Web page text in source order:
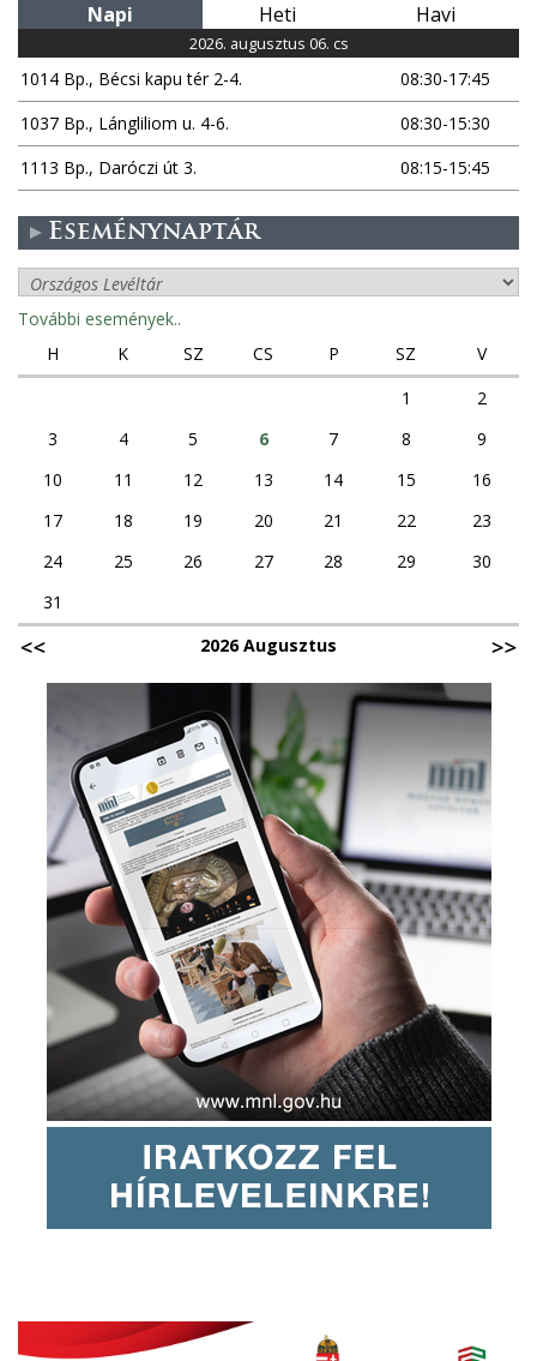
Napi Heti Havi
2026. augusztus 06. cs
1014 Bp., Bécsi kapu tér 2-4.
08:30-17:45
1037 Bp., Lángliliom u. 4-6.
08:30-15:30
1113 Bp., Daróczi út 3.
08:15-15:45
Eseménynaptár
További események..
H
K SZ CS P SZ
V
1
2
3
4 5 6 7 8
9
10
11 12 13 14 15
16
17
18 19 20 21 22
23
24
25 26 27 28 29
30
31
2026 Augusztus